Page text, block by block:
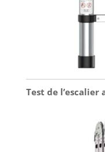
Test de l’escalier